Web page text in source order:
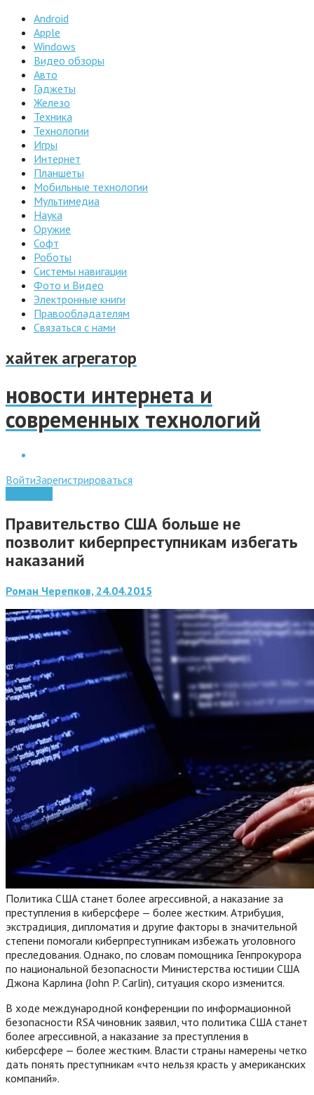
Android
Apple
Windows
Видео обзоры
Авто
Гаджеты
Железо
Техника
Технологии
Игры
Интернет
Планшеты
Мобильные технологии
Мультимедиа
Наука
Оружие
Софт
Роботы
Системы навигации
Фото и Видео
Электронные книги
Правообладателям
Связаться с нами
хайтек агрегатор
новости интернета и
современных технологий
ВойтиЗарегистрироваться
Правительство США больше не
позволит киберпреступникам избегать
наказаний
Роман Черепков, 24.04.2015
Политика США станет более агрессивной, а наказание за
преступления в киберсфере — более жестким. Атрибуция,
экстрадиция, дипломатия и другие факторы в значительной
степени помогали киберпреступникам избежать уголовного
преследования. Однако, по словам помощника Генпрокурора
по национальной безопасности Министерства юстиции США
Джона Карлина (John P. Carlin), ситуация скоро изменится.
В ходе международной конференции по информационной
безопасности RSA чиновник заявил, что политика США станет
более агрессивной, а наказание за преступления в
киберсфере — более жестким. Власти страны намерены четко
дать понять преступникам «что нельзя красть у американских
компаний».